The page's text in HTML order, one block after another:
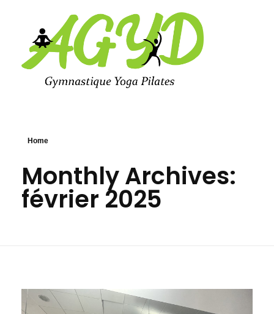
Home
Monthly Archives:
février 2025